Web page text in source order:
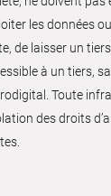
les données
de laisser un
à un tiers,
Toute
des droits